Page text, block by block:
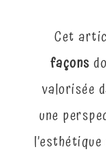
Cet
façons
valorisée
une